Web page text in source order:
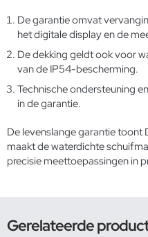
De garantie omvat
het digitale display en de
De dekking geldt ook voor
van de IP54-bescherming.
Technische ondersteuning
in de garantie.
De levenslange garantie toont
maakt de waterdichte
precisie meettoepassingen in
Gerelateerde